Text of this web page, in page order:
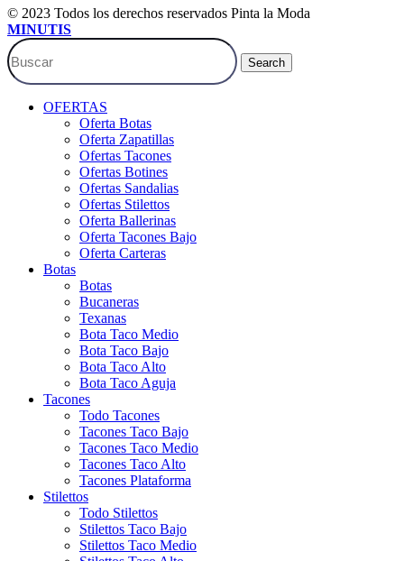
© 2023 Todos los derechos reservados Pinta la Moda
MINUTIS
Search
OFERTAS
Oferta Botas
Oferta Zapatillas
Ofertas Tacones
Ofertas Botines
Ofertas Sandalias
Ofertas Stilettos
Oferta Ballerinas
Oferta Tacones Bajo
Oferta Carteras
Botas
Botas
Bucaneras
Texanas
Bota Taco Medio
Bota Taco Bajo
Bota Taco Alto
Bota Taco Aguja
Tacones
Todo Tacones
Tacones Taco Bajo
Tacones Taco Medio
Tacones Taco Alto
Tacones Plataforma
Stilettos
Todo Stilettos
Stilettos Taco Bajo
Stilettos Taco Medio